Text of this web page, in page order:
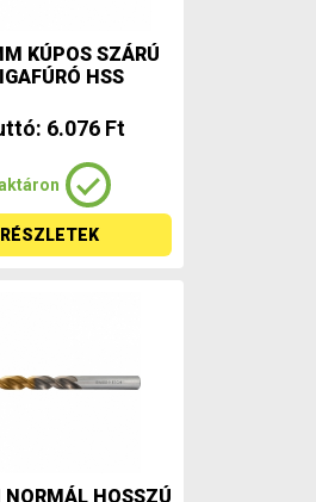
KÚPOS SZÁRÚ
HSS
6.076 Ft
RÉSZLETEK
HOSSZÚ